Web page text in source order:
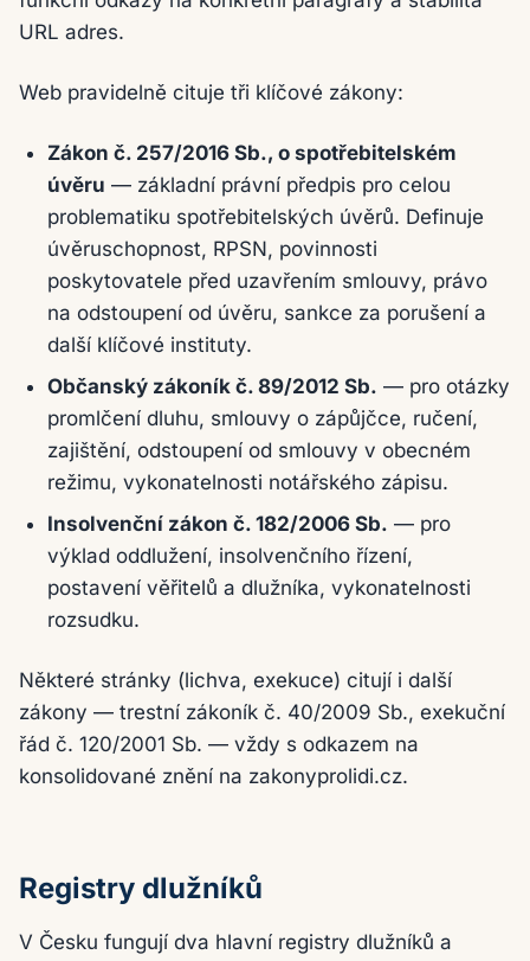
URL adres.
Web pravidelně cituje tři klíčové zákony:
Zákon č. 257/2016 Sb., o spotřebitelském
úvěru — základní právní předpis pro celou
problematiku spotřebitelských úvěrů. Definuje
úvěruschopnost, RPSN, povinnosti
poskytovatele před uzavřením smlouvy, právo
na odstoupení od úvěru, sankce za porušení a
další klíčové instituty.
Občanský zákoník č. 89/2012 Sb. — pro otázky
promlčení dluhu, smlouvy o zápůjčce, ručení,
zajištění, odstoupení od smlouvy v obecném
režimu, vykonatelnosti notářského zápisu.
Insolvenční zákon č. 182/2006 Sb. — pro
výklad oddlužení, insolvenčního řízení,
postavení věřitelů a dlužníka, vykonatelnosti
rozsudku.
Některé stránky (lichva, exekuce) citují i další
zákony — trestní zákoník č. 40/2009 Sb., exekuční
řád č. 120/2001 Sb. — vždy s odkazem na
konsolidované znění na zakonyprolidi.cz.
Registry dlužníků
V Česku fungují dva hlavní registry dlužníků a